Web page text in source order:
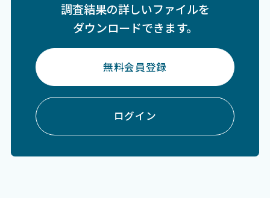
調査結果の詳しいファイルを
ダウンロードできます。
無料会員登録
ログイン